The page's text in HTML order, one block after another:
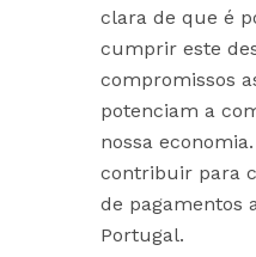
clara de que é
cumprir este
compromissos
potenciam a
nossa
contribuir para
de pagamentos
Portugal.